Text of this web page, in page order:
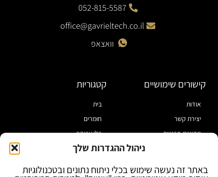
ניהול ההגדרות שלך
באתר זה נעשה שימוש בכלי ניתוח נתונים ובטכנולוגיות
052-815-5587
office@gavrieltech.co.il
וואצאפ
קישורים שימושיים
אודות
יצירת קשר
מדיניות פרטיות
קטגוריות
בית
חומרים
כלי עבודה
מוצרי הלחמה